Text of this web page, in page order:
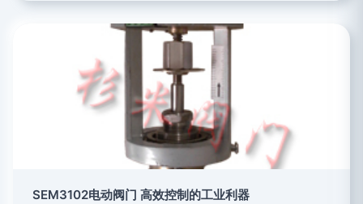
SEM3102电动阀门 高效控制的工业利器